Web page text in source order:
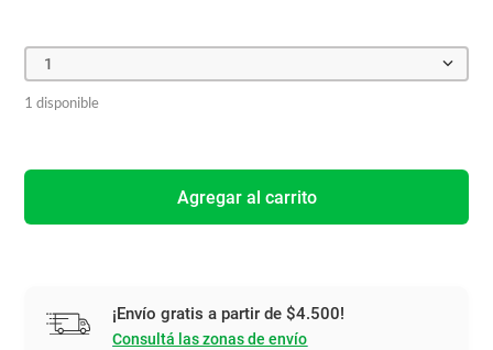
1
1 disponible
Agregar al carrito
¡Envío gratis a partir de $4.500!
Consultá las zonas de envío